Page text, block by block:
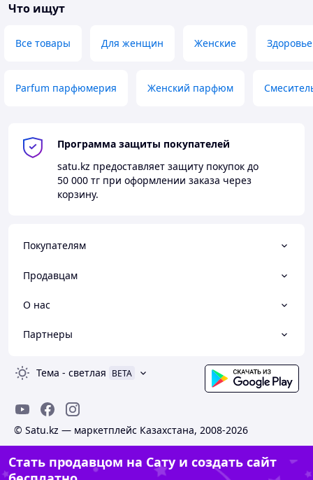
дверей
Что ищут
Все товары Для женщин Женские Здоровье
Parfum парфюмерия Женский парфюм
Программа защиты покупателей
satu.kz предоставляет защиту покупок до
50 000 тг при оформлении заказа через
корзину.
Покупателям
Продавцам
О нас
Партнеры
Тема - светлая BETA
© Satu.kz — маркетплейс Казахстана, 2008-2026
Стать продавцом на Сату и создать сайт